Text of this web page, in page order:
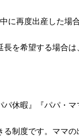
再度出産した場
を希望する場合
休暇』『パパ・マ
制度です。ママ